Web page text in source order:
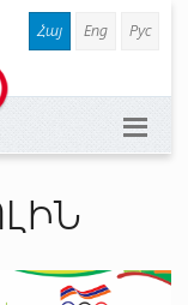
Հայ Eng Рус